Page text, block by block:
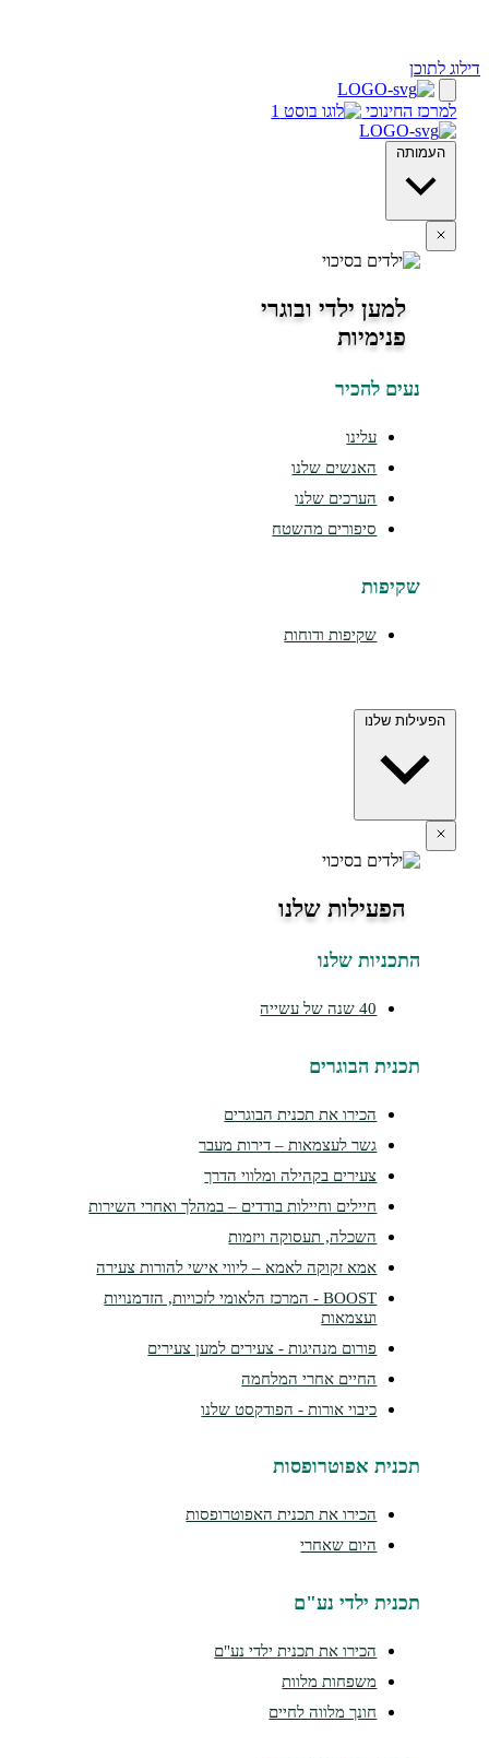
לתוכן
החינוכי
העמותה
למען ילדי ובוגרי
פנימיות
נעים להכיר
עלינו
האנשים שלנו
הערכים שלנו
סיפורים מהשטח
שקיפות
שקיפות ודוחות
הפעילות שלנו
הפעילות שלנו
התכניות שלנו
תכנית הבוגרים
הכירו את תכנית הבוגרים
גשר לעצמאות – דירות מעבר
צעירים בקהילה ומלווי הדרך
חיילים וחיילות בודדים – במהלך ואחרי השירות
השכלה, תעסוקה ויזמות
אמא זקוקה לאמא – ליווי אישי להורות צעירה
BOOST - המרכז הלאומי לזכויות, הזדמנויות
ועצמאות
פורום מנהיגות - צעירים למען צעירים
החיים אחרי המלחמה
כיבוי אורות - הפודקסט שלנו
תכנית אפוטרופסות
הכירו את תכנית האפוטרופסות
היום שאחרי
תכנית ילדי נע"ם
הכירו את תכנית ילדי נע"ם
משפחות מלוות
חונך מלווה לחיים